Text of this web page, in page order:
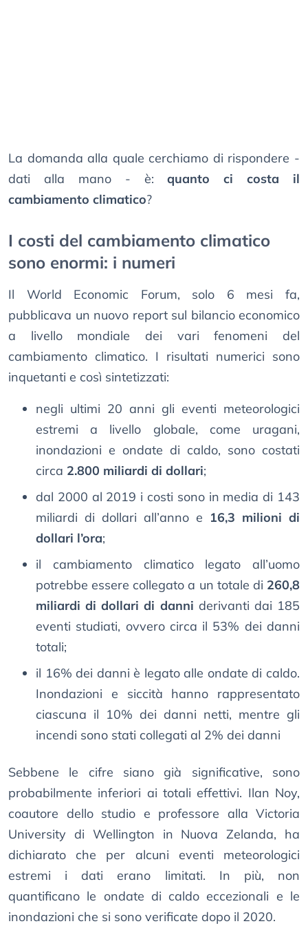
La domanda alla quale cerchiamo di rispondere -
dati alla mano - è:quanto ci costa il
cambiamento climatico?
I costi del cambiamento climatico
sono enormi: i numeri
Il World Economic Forum, solo 6 mesi fa,
pubblicava un nuovo report sul bilancio economico
a livello mondiale dei vari fenomeni del
cambiamento climatico. I risultati numerici sono
inquetanti e così sintetizzati:
negli ultimi 20 anni gli eventi meteorologici
estremi a livello globale, come uragani,
inondazioni e ondate di caldo, sono costati
circa 2.800 miliardi di dollari;
dal 2000 al 2019 i costi sono in media di 143
miliardi di dollari all’anno e 16,3 milioni di
dollari l’ora;
il cambiamento climatico legato all’uomo
potrebbe essere collegato a un totale di 260,8
miliardi di dollari di danni derivanti dai 185
eventi studiati, ovvero circa il 53% dei danni
totali;
il 16% dei danni è legato alle ondate di caldo.
Inondazioni e siccità hanno rappresentato
ciascuna il 10% dei danni netti, mentre gli
incendi sono stati collegati al 2% dei danni
Sebbene le cifre siano già significative, sono
probabilmente inferiori ai totali effettivi. Ilan Noy,
coautore dello studio e professore alla Victoria
University di Wellington in Nuova Zelanda, ha
dichiarato che per alcuni eventi meteorologici
estremi i dati erano limitati. In più, non
quantificano le ondate di caldo eccezionali e le
inondazioni che si sono verificate dopo il 2020.